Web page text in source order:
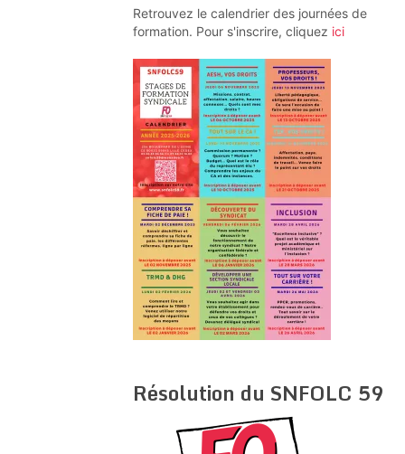
Retrouvez le calendrier des journées de
formation. Pour s'inscrire, cliquez ici
Résolution du SNFOLC 59